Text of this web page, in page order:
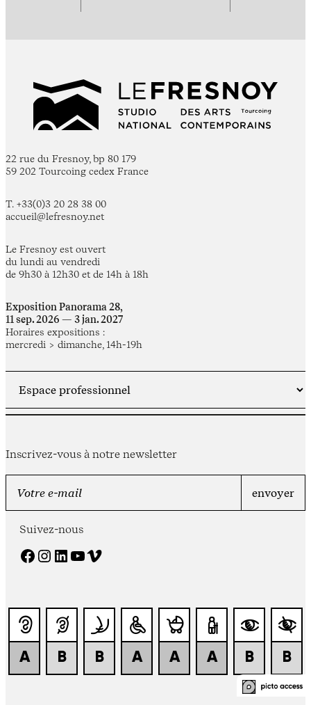
22 rue du Fresnoy, bp 80 179
59 202 Tourcoing cedex France
T. +33(0)3 20 28 38 00
accueil@lefresnoy.net
Le Fresnoy est ouvert
du lundi au vendredi
de 9h30 à 12h30 et de 14h à 18h
Exposition Panorama 28,
11 sep. 2026 — 3 jan. 2027
Horaires expositions :
mercredi > dimanche, 14h-19h
Inscrivez-vous à notre newsletter
Suivez-nous
Facebook Instagram LinkedIn YouTube Vimeo